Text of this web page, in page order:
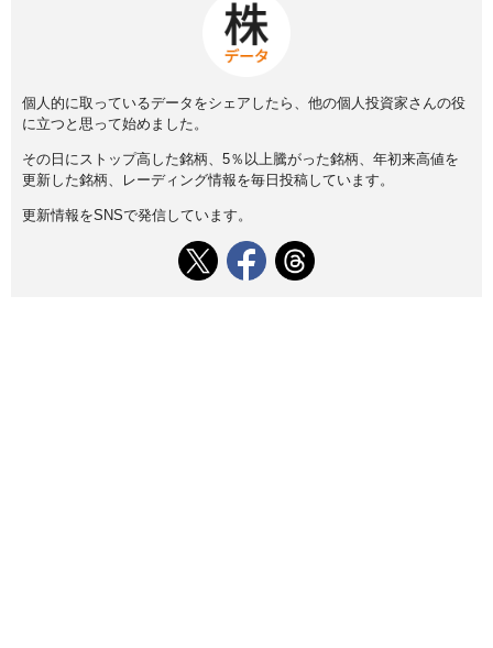
個人的に取っているデータをシェアしたら、他の個人投資家さんの役
に立つと思って始めました。
その日にストップ高した銘柄、5％以上騰がった銘柄、年初来高値を
更新した銘柄、レーディング情報を毎日投稿しています。
更新情報をSNSで発信しています。